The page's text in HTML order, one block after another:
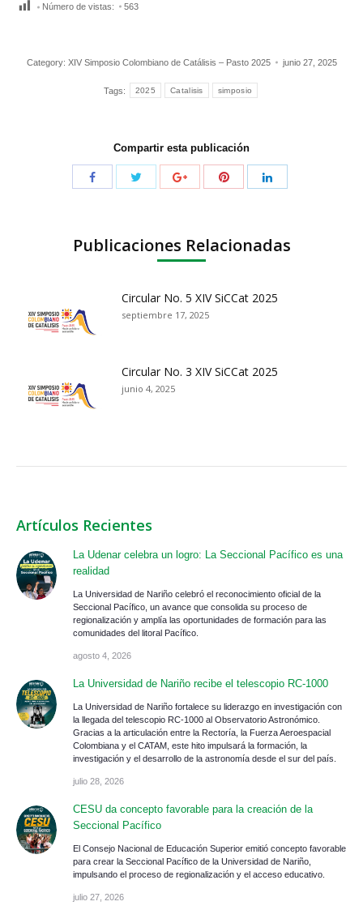
Número de vistas: 563
Category: XIV Simposio Colombiano de Catálisis – Pasto 2025 junio 27, 2025
Tags: 2025 Catalisis simposio
Compartir esta publicación
Publicaciones Relacionadas
Circular No. 5 XIV SiCCat 2025
septiembre 17, 2025
Circular No. 3 XIV SiCCat 2025
junio 4, 2025
Artículos Recientes
La Udenar celebra un logro: La Seccional Pacífico es una
realidad
La Universidad de Nariño celebró el reconocimiento oficial de la
Seccional Pacífico, un avance que consolida su proceso de
regionalización y amplía las oportunidades de formación para las
comunidades del litoral Pacífico.
agosto 4, 2026
La Universidad de Nariño recibe el telescopio RC-1000
La Universidad de Nariño fortalece su liderazgo en investigación con
la llegada del telescopio RC-1000 al Observatorio Astronómico.
Gracias a la articulación entre la Rectoría, la Fuerza Aeroespacial
Colombiana y el CATAM, este hito impulsará la formación, la
investigación y el desarrollo de la astronomía desde el sur del país.
julio 28, 2026
CESU da concepto favorable para la creación de la
Seccional Pacífico
El Consejo Nacional de Educación Superior emitió concepto favorable
para crear la Seccional Pacífico de la Universidad de Nariño,
impulsando el proceso de regionalización y el acceso educativo.
julio 27, 2026